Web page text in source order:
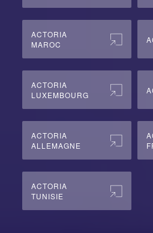
ACTORIA
MAROC
ACTORIA
LUXEMBOURG
ACTORIA
ALLEMAGNE
ACTORIA
TUNISIE